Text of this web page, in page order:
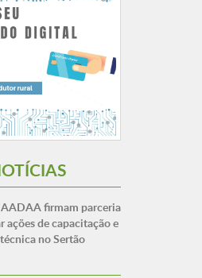
AADAA firmam parceria
ações de capacitação e
no Sertão